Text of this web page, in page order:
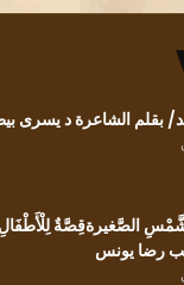
بقلم الشاعرة ندى
بقلم الشاعرة د يسرى
الصَّغيرةقِصَّةٌ
رضا يونس